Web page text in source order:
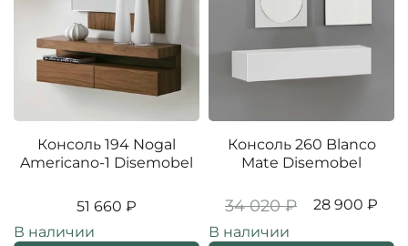
Консоль 194 Nogal
Americano-1 Disemobel
51 660 ₽
В наличии
Консоль 260 Blanco
Mate Disemobel
34 020 ₽
28 900 ₽
В наличии